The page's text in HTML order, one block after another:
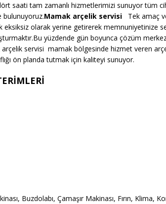
saati tam zamanlı hizmetlerimizi sunuyor tüm
bulunuyoruz.Mamak arçelik servisi
Tek amaç
eksiksiz olarak yerine getirerek memnuniyetinize
yüzdende gün boyunca çözüm
arçelik servisi mamak bölgesinde hizmet veren
ön planda tutmak için kaliteyi sunuyor.
Buzdolabı, Çamaşır Makinası, Fırın, Klima,